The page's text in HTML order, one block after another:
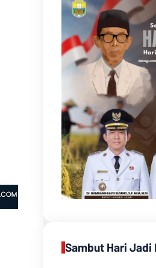
Sambut Hari Jadi